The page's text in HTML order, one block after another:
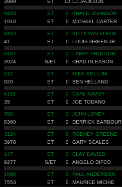
3989
ET 12 LJ JACKSON
9450 ET 0 KHALIL JOHNSON
1910
ET 0 MICHAEL CARTER
8X02 ET 2 KOTY VAN VLECK
41
ET 0 LOUIS GREEN JR
6187 ET 0 LARAY PROCTOR
3924
S/ET 0 CHAD GLEASON
512 ET 7 MIKE KELLUM
920
ET 0 BEN HELLAND
4151 ET 0 CARL SAVOY
35
ET 0 JOE TODANO
780 ET 0 JOHN LONEY
8360
ET 0 DERRICK BARBOUR
3124 ET 0 RODNEY GREENE
3978
ET 0 GARY SCALES
147 ET 0 CLAY DAVIES
9277
S/ET 0 ANGELO DIFCO
1096 ET 0 PAUL ANDERSON
7553
ET 0 MAURICE MICHIE